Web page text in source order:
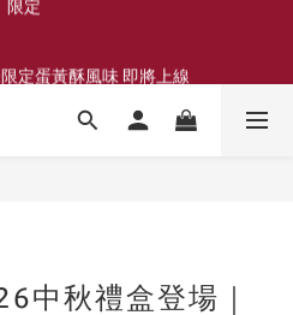
中秋禮盒登場｜